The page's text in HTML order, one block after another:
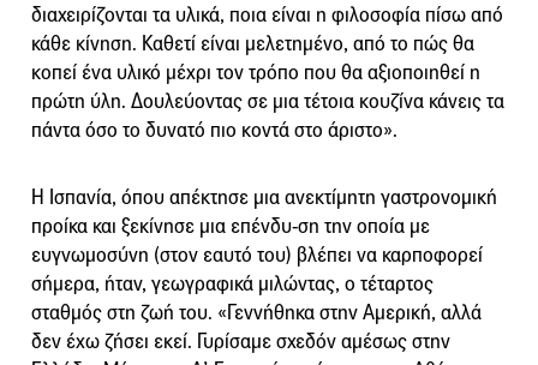
διαχειρίζονται τα υλικά, ποια είναι η φιλοσοφία πίσω από
κάθε κίνηση. Καθετί είναι μελετημένο, από το πώς θα
κοπεί ένα υλικό μέχρι τον τρόπο που θα αξιοποιηθεί η
πρώτη ύλη. Δουλεύοντας σε μια τέτοια κουζίνα κάνεις τα
πάντα όσο το δυνατό πιο κοντά στο άριστο».
Η Ισπανία, όπου απέκτησε μια ανεκτίμητη γαστρονομική
προίκα και ξεκίνησε μια επένδυ-ση την οποία με
ευγνωμοσύνη (στον εαυτό του) βλέπει να καρποφορεί
σήμερα, ήταν, γεωγραφικά μιλώντας, ο τέταρτος
σταθμός στη ζωή του. «Γεννήθηκα στην Αμερική, αλλά
δεν έχω ζήσει εκεί. Γυρίσαμε σχεδόν αμέσως στην